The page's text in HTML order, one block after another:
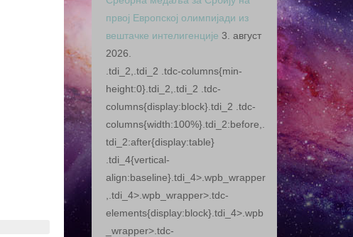
првој Европској олимпијади из
вештачке интелигенције 3. август
2026.
.tdi_2,.tdi_2 .tdc-columns{min-
height:0}.tdi_2,.tdi_2 .tdc-
columns{display:block}.tdi_2 .tdc-
columns{width:100%}.tdi_2:before,.
tdi_2:after{display:table}
.tdi_4{vertical-
align:baseline}.tdi_4>.wpb_wrapper
,.tdi_4>.wpb_wrapper>.tdc-
elements{display:block}.tdi_4>.wpb
_wrapper>.tdc-